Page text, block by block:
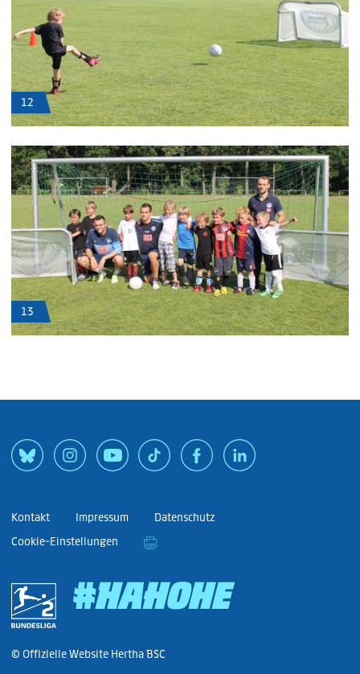
12
13
Kontakt Impressum
Datenschutz
Cookie-Einstellungen
#HAHOHE
© Offizielle Website Hertha BSC